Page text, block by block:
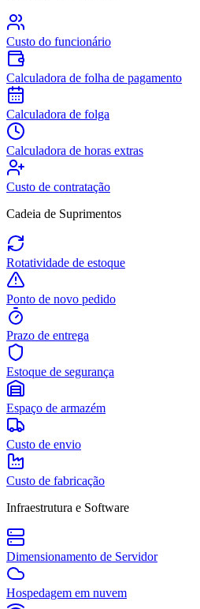
Custo do funcionário
Calculadora de folha de pagamento
Calculadora de folga
Calculadora de horas extras
Custo de contratação
Cadeia de Suprimentos
Rotatividade de estoque
Ponto de novo pedido
Prazo de entrega
Estoque de segurança
Espaço de armazém
Custo de envio
Custo de fabricação
Infraestrutura e Software
Dimensionamento de Servidor
Hospedagem em nuvem